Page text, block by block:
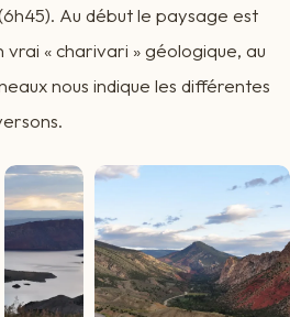
Au début le paysage est
« charivari » géologique, au
nous indique les différentes